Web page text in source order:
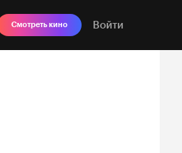
Смотреть кино Войти